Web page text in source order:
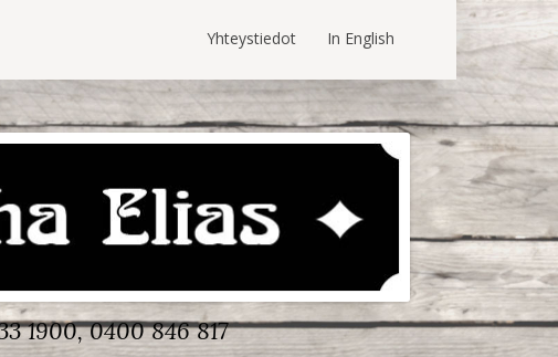
In English
Yhteystiedot
1900, 0400 846 817